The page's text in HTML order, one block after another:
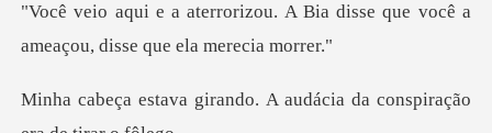
. A Bia disse que você a
ameaço
do. A audácia da conspira